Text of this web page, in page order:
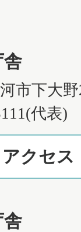
舎
市下大
代表)
アクセス
舎